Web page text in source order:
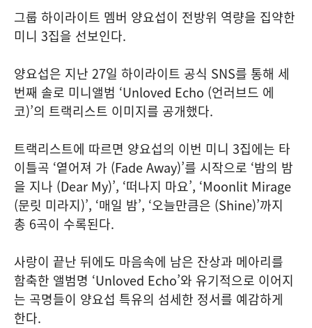
그룹 하이라이트 멤버 양요섭이 전방위 역량을 집약한
미니 3집을 선보인다.
양요섭은 지난 27일 하이라이트 공식 SNS를 통해 세
번째 솔로 미니앨범 ‘Unloved Echo (언러브드 에
코)’의 트랙리스트 이미지를 공개했다.
트랙리스트에 따르면 양요섭의 이번 미니 3집에는 타
이틀곡 ‘옅어져 가 (Fade Away)’를 시작으로 ‘밤의 밤
을 지나 (Dear My)’, ‘떠나지 마요’, ‘Moonlit Mirage
(문릿 미라지)’, ‘매일 밤’, ‘오늘만큼은 (Shine)’까지
총 6곡이 수록된다.
사랑이 끝난 뒤에도 마음속에 남은 잔상과 메아리를
함축한 앨범명 ‘Unloved Echo’와 유기적으로 이어지
는 곡명들이 양요섭 특유의 섬세한 정서를 예감하게
한다.